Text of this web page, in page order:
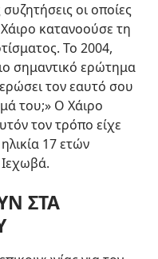
οι οποίες
κατανοούσε τη
Το 2004,
σημαντικό ερώτημα
τον εαυτό σου
του;» Ο Χάιρο
τον τρόπο είχε
ηλικία 17 ετών
ΣΤΑ